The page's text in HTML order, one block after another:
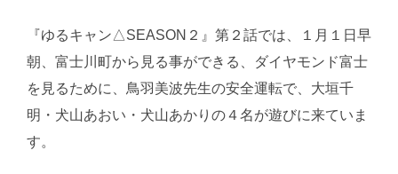
『ゆるキャン△SEASON２』第２話では、１月１日早
朝、富士川町から見る事ができる、ダイヤモンド富士
を見るために、鳥羽美波先生の安全運転で、大垣千
明・犬山あおい・犬山あかりの４名が遊びに来ていま
す。